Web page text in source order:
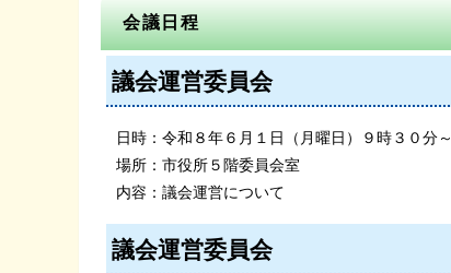
会議日程
議会運営委員会
日時：令和８年６月１日（月曜日）９時３０分～
場所：市役所５階委員会室
内容：議会運営について
議会運営委員会